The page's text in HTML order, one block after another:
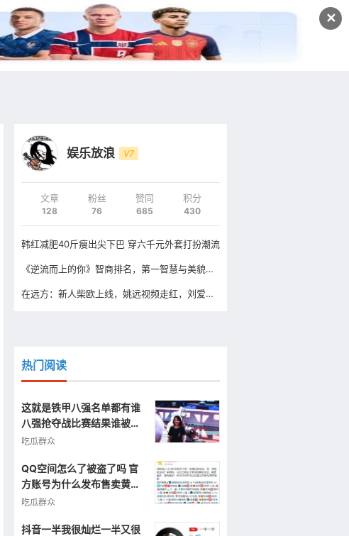
✕
发文 登录 注册
娱乐放浪 V7
文章
128
粉丝
76
赞同
685
积分
430
韩红减肥40斤瘦出尖下巴 穿六千元外套打扮潮流
《逆流而上的你》智商排名，第一智慧与美貌并存，高蜜聪明又可爱
在远方：新人柴欧上线，姚远视频走红，刘爱莲进退两难
热门阅读
这就是铁甲八强名单都有谁
八强抢夺战比赛结果谁被淘
汰了
吃瓜群众
QQ空间怎么了被盗了吗 官
方账号为什么发布售卖黄色
图片视频信息
吃瓜群众
抖音一半我很灿烂一半又很